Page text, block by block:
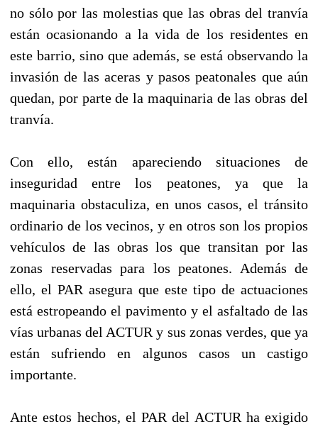
no sólo por las molestias que las obras del tranvía
están ocasionando a la vida de los residentes en
este barrio, sino que además, se está observando la
invasión de las aceras y pasos peatonales que aún
quedan, por parte de la maquinaria de las obras del
tranvía.
Con ello, están apareciendo situaciones de
inseguridad entre los peatones, ya que la
maquinaria obstaculiza, en unos casos, el tránsito
ordinario de los vecinos, y en otros son los propios
vehículos de las obras los que transitan por las
zonas reservadas para los peatones. Además de
ello, el PAR asegura que este tipo de actuaciones
está estropeando el pavimento y el asfaltado de las
vías urbanas del ACTUR y sus zonas verdes, que ya
están sufriendo en algunos casos un castigo
importante.
Ante estos hechos, el PAR del ACTUR ha exigido